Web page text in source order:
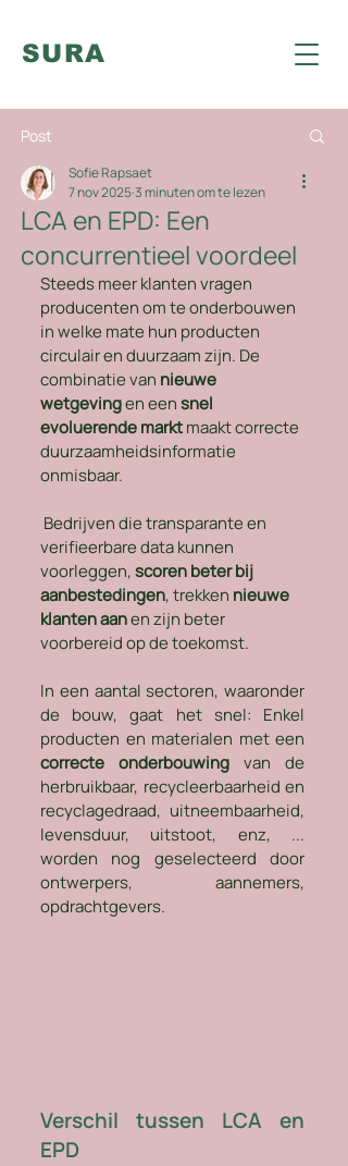
SURA
Post
LCA en EPD: Een
concurrentieel voordeel
Sofie Rapsaet
7 nov 20253 minuten om te lezen
Steeds meer klanten vragen
producenten om te onderbouwen
in welke mate hun producten
circulair en duurzaam zijn. De
combinatie van nieuwe
wetgeving en een snel
evoluerende markt maakt correcte
duurzaamheidsinformatie
onmisbaar.
verifieerbare data kunnen
voorleggen, scoren beter bij
aanbestedingen, trekken nieuwe
klanten aan en zijn beter
voorbereid op de toekomst.
In een aantal sectoren, waaronder
de bouw, gaat het snel: Enkel
correcte onderbouwing van de
herbruikbaar, recycleerbaarheid en
recyclagedraad, uitneembaarheid,
levensduur, uitstoot, enz, ...
worden nog geselecteerd door
ontwerpers, aannemers,
opdrachtgevers.
​Verschil tussen LCA en
EPD